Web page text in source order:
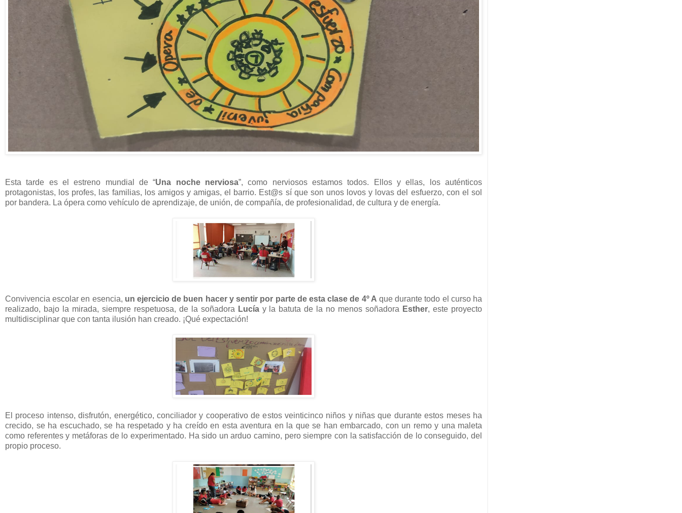
Esta tarde es el estreno mundial de “Una noche nerviosa”, como nerviosos estamos todos. Ellos y ellas, los auténticos
protagonistas, los profes, las familias, los amigos y amigas, el barrio. Est@s sí que son unos lovos y lovas del esfuerzo, con el sol
por bandera. La ópera como vehículo de aprendizaje, de unión, de compañía, de profesionalidad, de cultura y de energía.
Convivencia escolar en esencia, un ejercicio de buen hacer y sentir por parte de esta clase de 4º A que durante todo el curso ha
realizado, bajo la mirada, siempre respetuosa, de la soñadora Lucíay la batuta de la no menos soñadora Esther, este proyecto
multidisciplinar que con tanta ilusión han creado. ¡Qué expectación!
El proceso intenso, disfrutón, energético, conciliador y cooperativo de estos veinticinco niños y niñas que durante estos meses ha
crecido, se ha escuchado, se ha respetado y ha creído en esta aventura en la que se han embarcado, con un remo y una maleta
como referentes y metáforas de lo experimentado. Ha sido un arduo camino, pero siempre con la satisfacción de lo conseguido, del
propio proceso.